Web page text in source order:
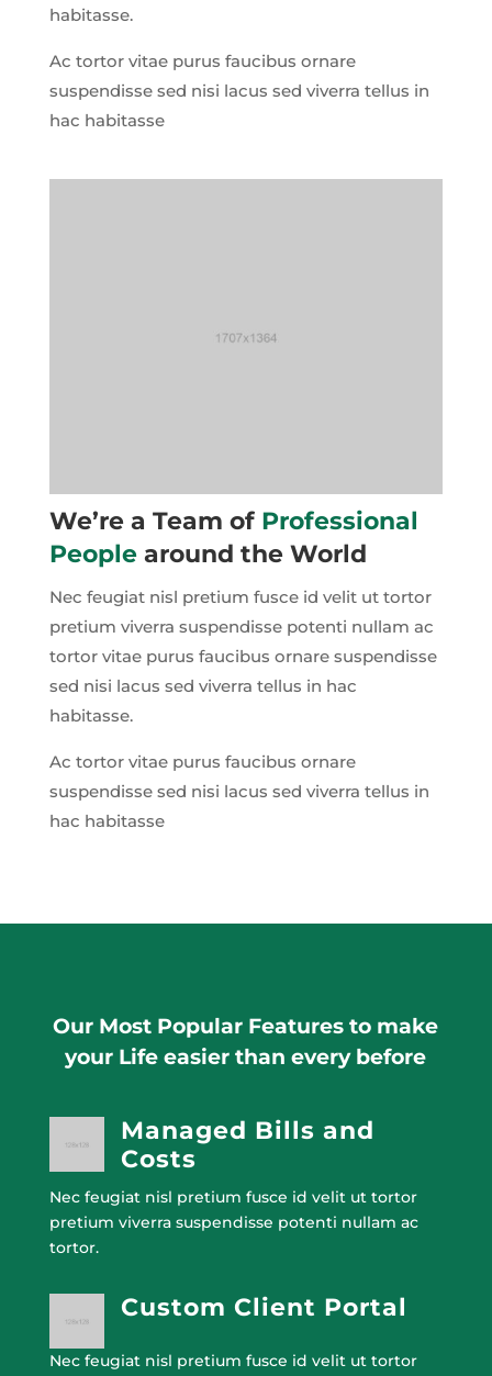
habitasse.
Ac tortor vitae purus faucibus ornare
suspendisse sed nisi lacus sed viverra tellus in
hac habitasse
We’re a Team of Professional
People around the World
Nec feugiat nisl pretium fusce id velit ut tortor
pretium viverra suspendisse potenti nullam ac
tortor vitae purus faucibus ornare suspendisse
sed nisi lacus sed viverra tellus in hac
habitasse.
Ac tortor vitae purus faucibus ornare
suspendisse sed nisi lacus sed viverra tellus in
hac habitasse
Our Most Popular Features to make
your Life easier than every before
Managed Bills and
Costs
Nec feugiat nisl pretium fusce id velit ut tortor
pretium viverra suspendisse potenti nullam ac
tortor.
Custom Client Portal
Nec feugiat nisl pretium fusce id velit ut tortor